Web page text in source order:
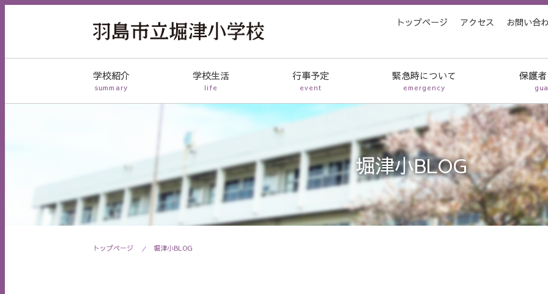
トップページ アクセス お問い合
学校紹介
summary
学校生活
life
行事予定
event
緊急時について
emergency
保護
堀津小BLOG
トップページ 堀津小BLOG